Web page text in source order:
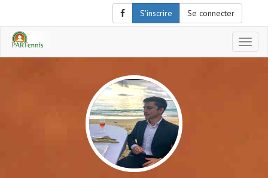
S'inscrire Se connecter
le